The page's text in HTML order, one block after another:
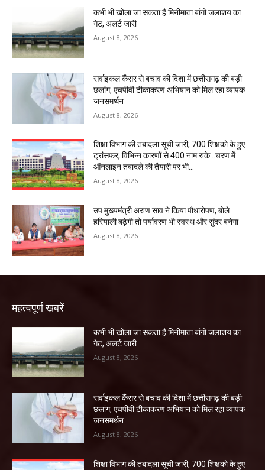
कभी भी खोला जा सकता है मिनीमाता बांगो जलाशय का
गेट, अलर्ट जारी
August 8, 2026
सर्वाइकल कैंसर से बचाव की दिशा में छत्तीसगढ़ की बड़ी
छलांग, एचपीवी टीकाकरण अभियान को मिल रहा व्यापक
जनसमर्थन
August 8, 2026
शिक्षा विभाग की तबादला सूची जारी, 700 शिक्षको के हुए
ट्रांसफर, विभिन्न कारणों से 400 नाम रुके…चरण में
ऑनलाइन तबादले की तैयारी पर भी...
August 8, 2026
उप मुख्यमंत्री अरुण साव ने किया पौधारोपण, बोले
हरियाली बढ़ेगी तो पर्यावरण भी स्वस्थ और सुंदर बनेगा
August 8, 2026
महत्वपूर्ण खबरें
कभी भी खोला जा सकता है मिनीमाता बांगो जलाशय का
गेट, अलर्ट जारी
August 8, 2026
सर्वाइकल कैंसर से बचाव की दिशा में छत्तीसगढ़ की बड़ी
छलांग, एचपीवी टीकाकरण अभियान को मिल रहा व्यापक
जनसमर्थन
August 8, 2026
शिक्षा विभाग की तबादला सूची जारी, 700 शिक्षको के हुए